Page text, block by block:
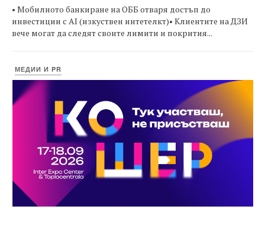
• Мобилното банкиране на ОББ отваря достъп до
инвестиции с AI (изкуствен интетелкт)• Клиентите на ДЗИ
вече могат да следят своите лимити и покрития...
МЕДИИ И PR